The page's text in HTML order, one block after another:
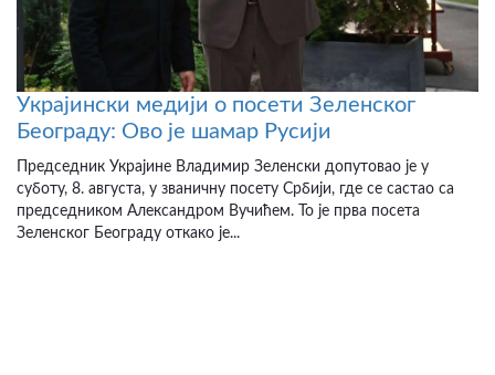
Украјински медији о посети Зеленског
Београду: Ово је шамар Русији
Председник Украјине Владимир Зеленски допутовао је у
суботу, 8. августа, у званичну посету Србији, где се састао са
председником Александром Вучићем. То је прва посета
Зеленског Београду откако је...